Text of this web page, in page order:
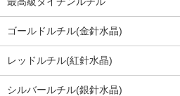
ゴールドルチル(金針水晶)
レッドルチル(紅針水晶)
シルバールチル(銀針水晶)